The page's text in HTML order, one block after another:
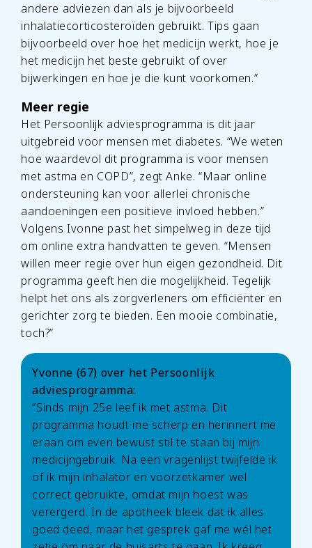
andere adviezen dan als je bijvoorbeeld
inhalatiecorticosteroïden gebruikt. Tips gaan
bijvoorbeeld over hoe het medicijn werkt, hoe je
het medicijn het beste gebruikt of over
bijwerkingen en hoe je die kunt voorkomen.”
Meer regie
Het Persoonlijk adviesprogramma is dit jaar
uitgebreid voor mensen met diabetes. “We weten
hoe waardevol dit programma is voor mensen
met astma en COPD”, zegt Anke. “Maar online
ondersteuning kan voor allerlei chronische
aandoeningen een positieve invloed hebben.”
Volgens Ivonne past het simpelweg in deze tijd
om online extra handvatten te geven. “Mensen
willen meer regie over hun eigen gezondheid. Dit
programma geeft hen die mogelijkheid. Tegelijk
helpt het ons als zorgverleners om efficiënter en
gerichter zorg te bieden. Een mooie combinatie,
toch?”
Yvonne (67) over het Persoonlijk
adviesprogramma:
“Sinds mijn 25e leef ik met astma. Dit
programma houdt me scherp en herinnert me
eraan om even bewust stil te staan bij mijn
medicijngebruik. Na een vragenlijst twijfelde ik
of ik mijn inhalator en voorzetkamer wel
correct gebruikte, omdat mijn hoest was
verergerd. In de apotheek bleek dat ik alles
goed deed, maar het gesprek gaf me wél het